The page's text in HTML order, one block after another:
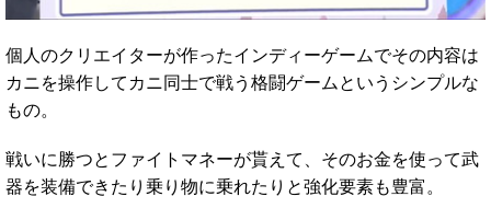
個人のクリエイターが作ったインディーゲームでその内容は
カニを操作してカニ同士で戦う格闘ゲームというシンプルな
もの。
戦いに勝つとファイトマネーが貰えて、そのお金を使って武
器を装備できたり乗り物に乗れたりと強化要素も豊富。